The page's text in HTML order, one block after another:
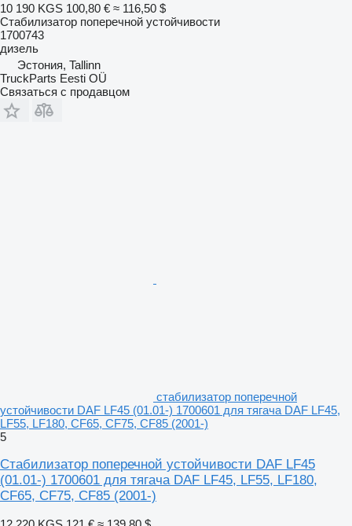
10 190 KGS 100,80 € ≈ 116,50 $
Стабилизатор поперечной устойчивости
1700743
дизель
Эстония, Tallinn
TruckParts Eesti OÜ
Связаться с продавцом
стабилизатор поперечной
устойчивости DAF LF45 (01.01-) 1700601 для тягача DAF LF45,
LF55, LF180, CF65, CF75, CF85 (2001-)
5
Стабилизатор поперечной устойчивости DAF LF45
(01.01-) 1700601 для тягача DAF LF45, LF55, LF180,
CF65, CF75, CF85 (2001-)